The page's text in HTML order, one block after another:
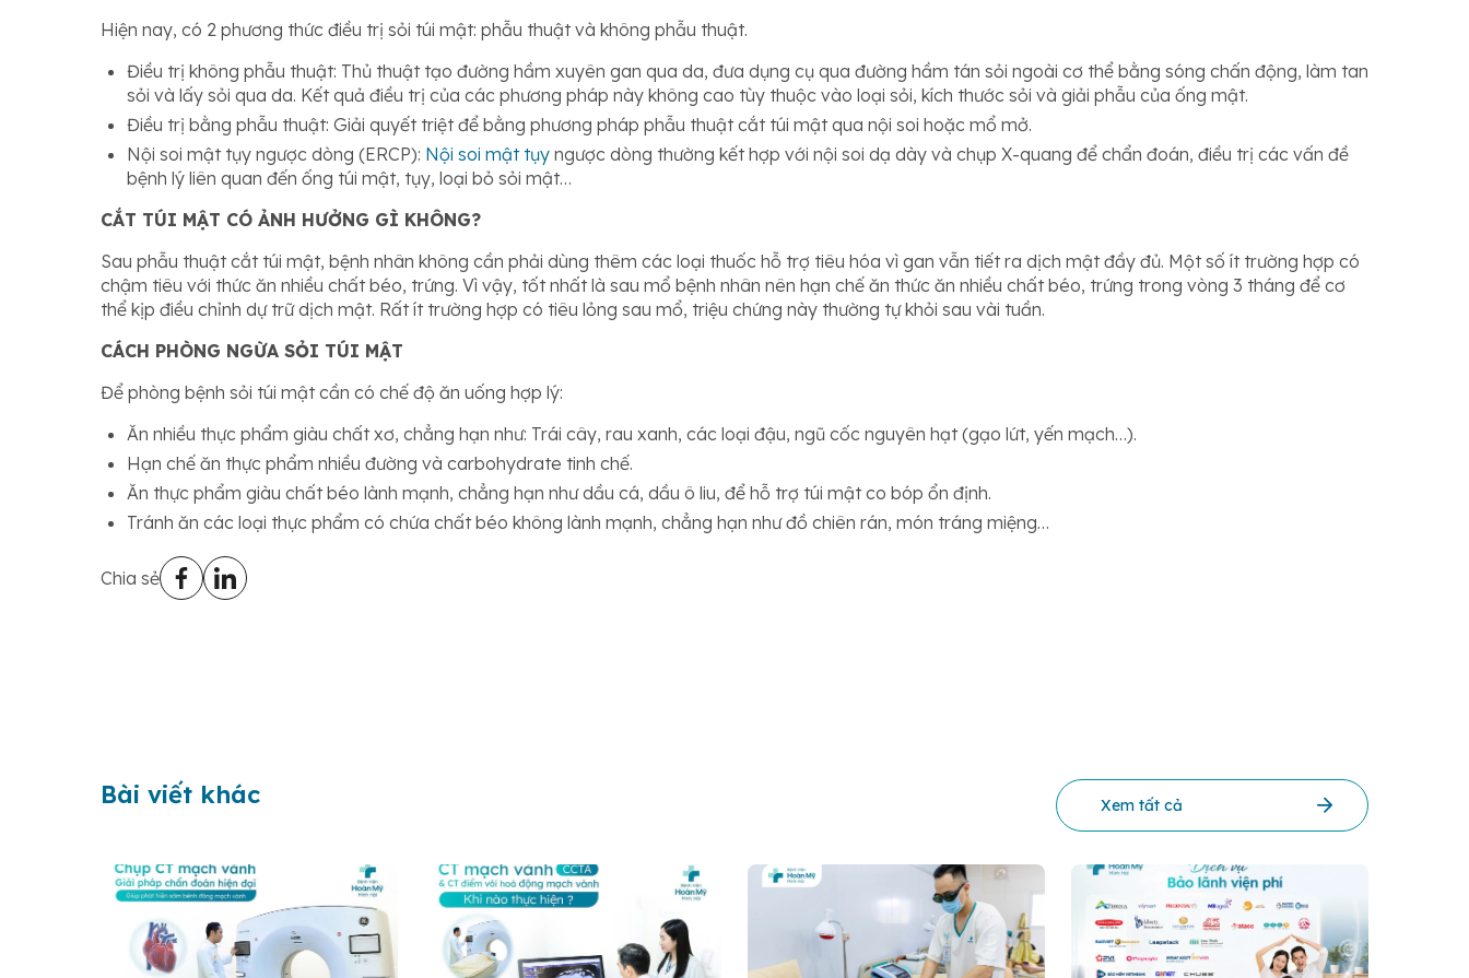
Hiện nay, có 2 phương thức điều trị sỏi túi mật: phẫu thuật và không phẫu thuật.
Điều trị không phẫu thuật: Thủ thuật tạo đường hầm xuyên gan qua da, đưa dụng cụ qua đường hầm tán sỏi ngoài cơ thể bằng sóng chấn động, làm tan
sỏi và lấy sỏi qua da. Kết quả điều trị của các phương pháp này không cao tùy thuộc vào loại sỏi, kích thước sỏi và giải phẫu của ống mật.
Điều trị bằng phẫu thuật: Giải quyết triệt để bằng phương pháp phẫu thuật cắt túi mật qua nội soi hoặc mổ mở.
Nội soi mật tụy ngược dòng (ERCP): Nội soi mật tụy ngược dòng thường kết hợp với nội soi dạ dày và chụp X-quang để chẩn đoán, điều trị các vấn đề
bệnh lý liên quan đến ống túi mật, tụy, loại bỏ sỏi mật…
CẮT TÚI MẬT CÓ ẢNH HƯỞNG GÌ KHÔNG?
Sau phẫu thuật cắt túi mật, bệnh nhân không cần phải dùng thêm các loại thuốc hỗ trợ tiêu hóa vì gan vẫn tiết ra dịch mật đầy đủ. Một số ít trường hợp có
chậm tiêu với thức ăn nhiều chất béo, trứng. Vì vậy, tốt nhất là sau mổ bệnh nhân nên hạn chế ăn thức ăn nhiều chất béo, trứng trong vòng 3 tháng để cơ
thể kịp điều chỉnh dự trữ dịch mật. Rất ít trường hợp có tiêu lỏng sau mổ, triệu chứng này thường tự khỏi sau vài tuần.
CÁCH PHÒNG NGỪA SỎI TÚI MẬT
Để phòng bệnh sỏi túi mật cần có chế độ ăn uống hợp lý:
Ăn nhiều thực phẩm giàu chất xơ, chẳng hạn như: Trái cây, rau xanh, các loại đậu, ngũ cốc nguyên hạt (gạo lứt, yến mạch…).
Hạn chế ăn thực phẩm nhiều đường và carbohydrate tinh chế.
Ăn thực phẩm giàu chất béo lành mạnh, chẳng hạn như dầu cá, dầu ô liu, để hỗ trợ túi mật co bóp ổn định.
Tránh ăn các loại thực phẩm có chứa chất béo không lành mạnh, chẳng hạn như đồ chiên rán, món tráng miệng…
Chia sẻ
Bài viết khác Xem tất cả